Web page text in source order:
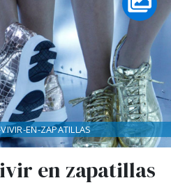
en zapatillas
EN-ZAPATILLAS